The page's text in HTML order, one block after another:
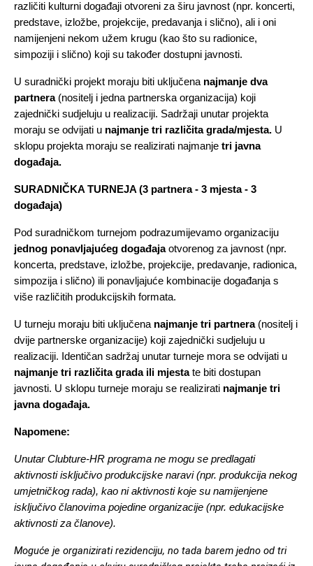
različiti kulturni događaji otvoreni za širu javnost (npr. koncerti,
predstave, izložbe, projekcije, predavanja i slično), ali i oni
namijenjeni nekom užem krugu (kao što su radionice,
simpoziji i slično) koji su također dostupni javnosti.
U suradnički projekt moraju biti uključena najmanje dva
partnera (nositelj i jedna partnerska organizacija) koji
zajednički sudjeluju u realizaciji. Sadržaji unutar projekta
moraju se odvijati u najmanje tri različita grada/mjesta. U
sklopu projekta moraju se realizirati najmanje tri javna
događaja.
SURADNIČKA TURNEJA (3 partnera - 3 mjesta - 3
događaja)
jednog ponavljajućeg događaja otvorenog za javnost (npr.
koncerta, predstave, izložbe, projekcije, predavanje, radionica,
simpozija i slično) ili ponavljajuće kombinacije događanja s
više različitih produkcijskih formata.
U turneju moraju biti uključena najmanje tri partnera (nositelj i
dvije partnerske organizacije) koji zajednički sudjeluju u
najmanje tri različita grada ili mjesta te biti dostupan
javnosti. U sklopu turneje moraju se realizirati najmanje tri
javna događaja.
Napomene:
Unutar Clubture-HR programa ne mogu se predlagati
aktivnosti isključivo produkcijske naravi (npr. produkcija nekog
umjetničkog rada), kao ni aktivnosti koje su namijenjene
isključivo članovima pojedine organizacije (npr. edukacijske
aktivnosti za članove).
Moguće je organizirati rezidenciju, no tada barem jedno od tri